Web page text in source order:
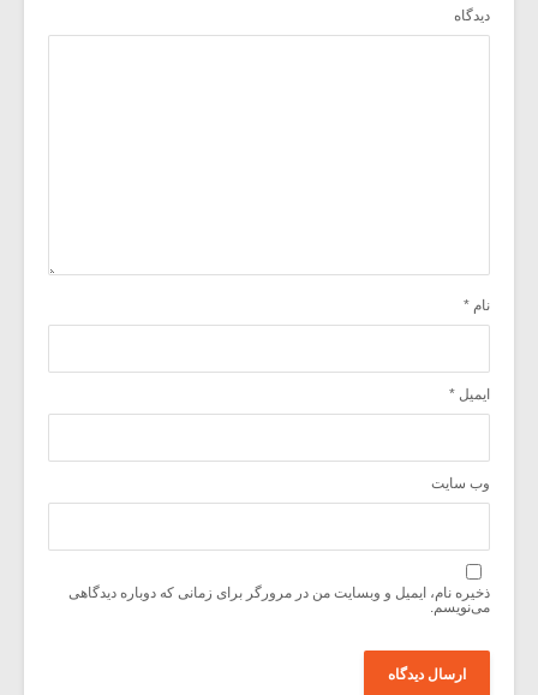
دیدگاه
نام *
ایمیل *
وب‌ سایت
ذخیره نام، ایمیل و وبسایت من در مرورگر برای زمانی که دوباره دیدگاهی
می‌نویسم.